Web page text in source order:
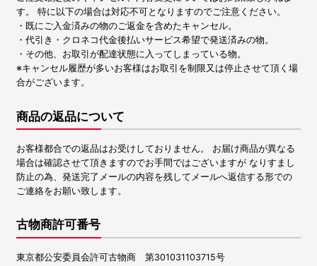
す。 特に以下の場合は対応不可となりますのでご注意ください。
・既にご入金済みの物のご返金を含めたキャンセル。
・代引き・クロネコ代金後払いサービス希望で発送済みの物。
・その他、お取引が配達状態に入ってしまっている物。
※キャンセル履歴が多いお客様はお取引を制限又は停止させて頂く場
合がございます。
商品の返品について
お客様都合での返品はお受けしておりません。 お届け商品が異なる
場合は確認させて頂きますのでお手間ではございますが なりすまし
防止の為、発送完了メールの内容を残してメールへ返信する形での
ご連絡をお願い致します。
古物商許可番号
東京都公安委員会許可古物商 第301031103715号